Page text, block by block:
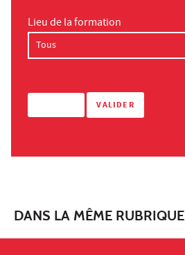
Lieu de la formation
DANS LA MÊME RUBRIQUE